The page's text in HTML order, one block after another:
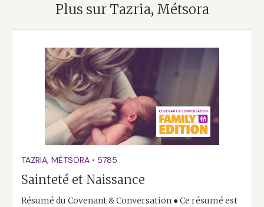
Plus sur Tazria, Métsora
TAZRIA, MÉTSORA • 5785
Sainteté et Naissance
Résumé du Covenant & Conversation ● Ce résumé est